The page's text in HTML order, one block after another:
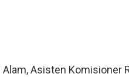
Alam, Asisten Komisioner